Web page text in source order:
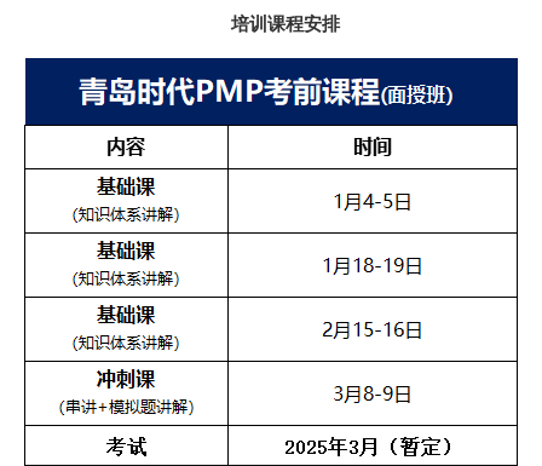
培训课程安排